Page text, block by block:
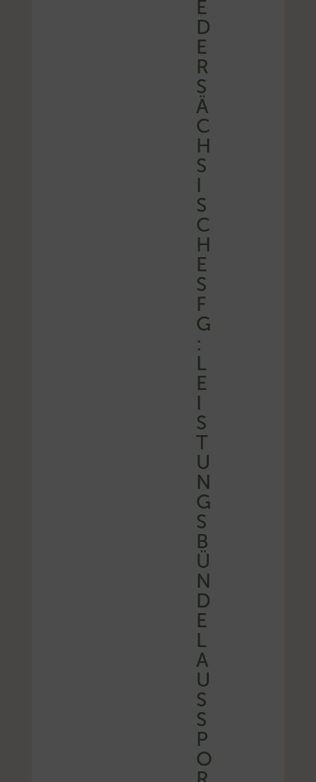
E
D
E
R
S
Ä
C
H
S
I
S
C
H
E
S
F
G
:
L
E
I
S
T
U
N
G
S
B
Ü
N
D
E
L
A
U
S
S
P
O